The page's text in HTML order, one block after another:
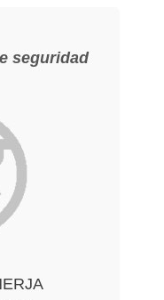
seguridad